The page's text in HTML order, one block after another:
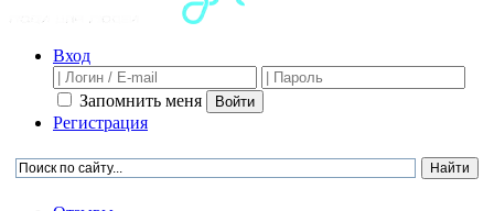
Вход
Запомнить меня Войти
Регистрация